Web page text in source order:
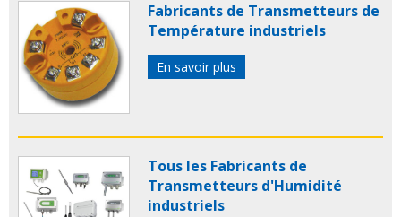
Fabricants de Transmetteurs de
Température industriels
En savoir plus
Tous les Fabricants de
Transmetteurs d'Humidité
industriels